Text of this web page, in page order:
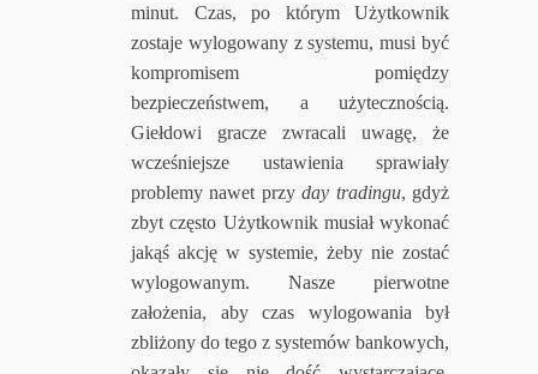
minut. Czas, po którym Użytkownik
zostaje wylogowany z systemu, musi być
kompromisem pomiędzy
bezpieczeństwem, a użytecznością.
Giełdowi gracze zwracali uwagę, że
wcześniejsze ustawienia sprawiały
problemy nawet przyday tradingu, gdyż
zbyt często Użytkownik musiał wykonać
jakąś akcję w systemie, żeby nie zostać
wylogowanym. Nasze pierwotne
założenia, aby czas wylogowania był
zbliżony do tego z systemów bankowych,